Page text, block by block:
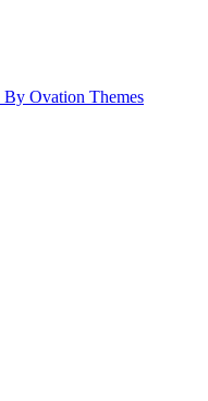
By Ovation Themes